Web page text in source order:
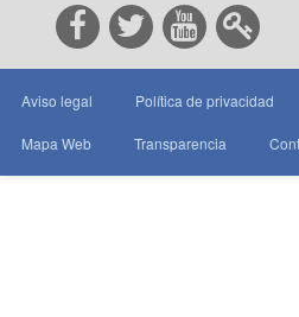
Aviso legal Política de privacidad
Mapa Web Transparencia